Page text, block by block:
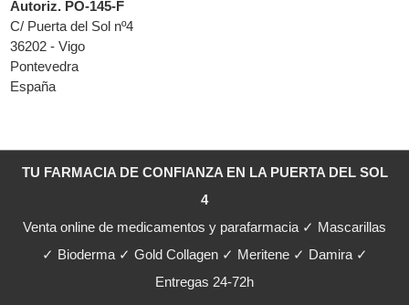
Autoriz. PO-145-F
C/ Puerta del Sol nº4
36202 - Vigo
Pontevedra
España
TU FARMACIA DE CONFIANZA EN LA PUERTA DEL SOL
4
Venta online de medicamentos y parafarmacia ✓ Mascarillas
✓ Bioderma ✓ Gold Collagen ✓ Meritene ✓ Damira ✓
Entregas 24-72h